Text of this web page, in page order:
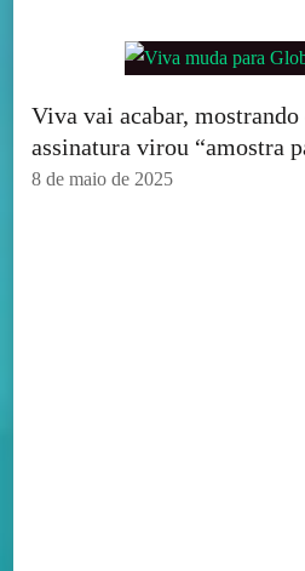
Viva vai acabar,
assinatura virou “amostra
8 de maio de 2025